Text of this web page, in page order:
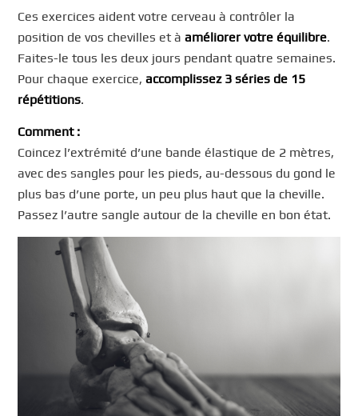
Ces exercices aident votre cerveau à contrôler la
position de vos chevilles et àaméliorer votre équilibre.
Faites-le tous les deux jours pendant quatre semaines.
Pour chaque exercice,accomplissez 3 séries de 15
répétitions.
Comment :
Coincez l’extrémité d’une bande élastique de 2 mètres,
avec des sangles pour les pieds, au-dessous du gond le
plus bas d’une porte, un peu plus haut que la cheville.
Passez l’autre sangle autour de la cheville en bon état.